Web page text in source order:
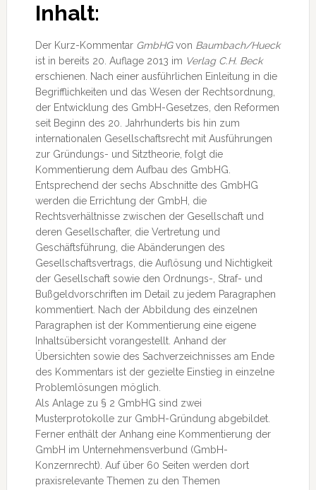
Inhalt:
Der Kurz-Kommentar GmbHGvon Baumbach/Hueck
ist in bereits 20. Auflage 2013 im Verlag C.H. Beck
erschienen. Nach einer ausführlichen Einleitung in die
Begrifflichkeiten und das Wesen der Rechtsordnung,
der Entwicklung des GmbH-Gesetzes, den Reformen
seit Beginn des 20. Jahrhunderts bis hin zum
internationalen Gesellschaftsrecht mit Ausführungen
zur Gründungs- und Sitztheorie, folgt die
Kommentierung dem Aufbau des GmbHG.
Entsprechend der sechs Abschnitte des GmbHG
werden die Errichtung der GmbH, die
Rechtsverhältnisse zwischen der Gesellschaft und
deren Gesellschafter, die Vertretung und
Geschäftsführung, die Abänderungen des
Gesellschaftsvertrags, die Auflösung und Nichtigkeit
der Gesellschaft sowie den Ordnungs-, Straf- und
Bußgeldvorschriften im Detail zu jedem Paragraphen
kommentiert. Nach der Abbildung des einzelnen
Paragraphen ist der Kommentierung eine eigene
Inhaltsübersicht vorangestellt. Anhand der
Übersichten sowie des Sachverzeichnisses am Ende
des Kommentars ist der gezielte Einstieg in einzelne
Problemlösungen möglich.
Als Anlage zu § 2 GmbHG sind zwei
Musterprotokolle zur GmbH-Gründung abgebildet.
Ferner enthält der Anhang eine Kommentierung der
GmbH im Unternehmensverbund (GmbH-
Konzernrecht). Auf über 60 Seiten werden dort
praxisrelevante Themen zu den Themen